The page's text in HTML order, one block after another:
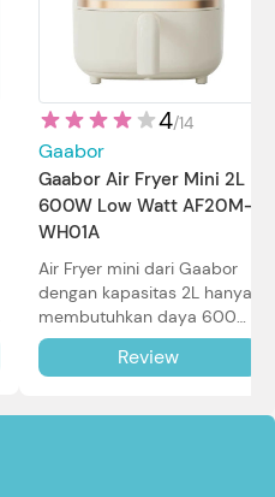
4/14
Gaabor
Gaabor Air Fryer Mini 2L
600W Low Watt AF20M-
WH01A
Air Fryer mini dari Gaabor
dengan kapasitas 2L hanya
membutuhkan daya 600W
dalam pemakaian. Simak
review selengkapnya di sini.
Review